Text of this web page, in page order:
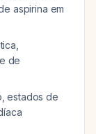
aspirina em
de
estados de